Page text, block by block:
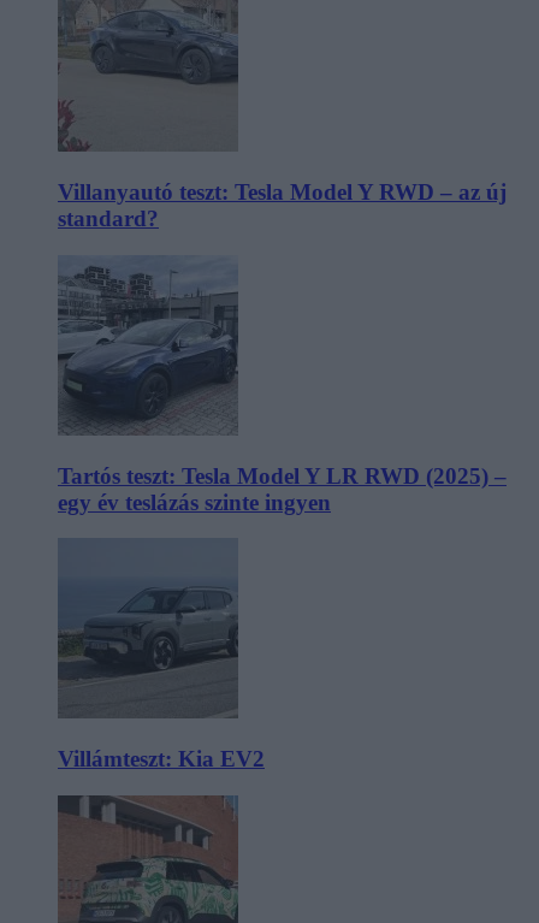
Villanyautó teszt: Tesla Model Y RWD – az új
standard?
Tartós teszt: Tesla Model Y LR RWD (2025) –
egy év teslázás szinte ingyen
Villámteszt: Kia EV2